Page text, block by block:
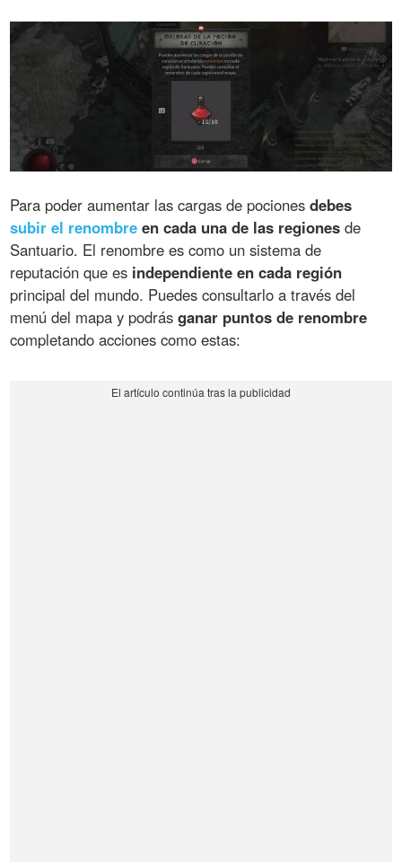
Para poder aumentar las cargas de pocionesdebes
subir el renombre en cada una de las regiones de
Santuario. El renombre es como un sistema de
reputación que es independiente en cada región
principal del mundo. Puedes consultarlo a través del
menú del mapa y podrásganar puntos de renombre
completando acciones como estas: